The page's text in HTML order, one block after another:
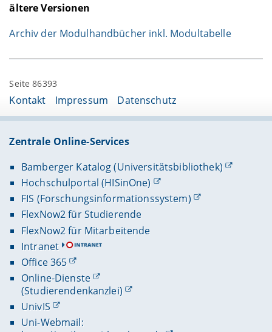
ältere Versionen
Archiv der Modulhandbücher inkl. Modultabelle
Seite 86393
Kontakt Impressum Datenschutz
Zentrale Online-Services
Bamberger Katalog (Universitätsbibliothek)
Hochschulportal (HISinOne)
FIS (Forschungsinformationssystem)
FlexNow2 für Studierende
FlexNow2 für Mitarbeitende
Intranet
Office 365
Online-Dienste
(Studierendenkanzlei)
UnivIS
Uni-Webmail: